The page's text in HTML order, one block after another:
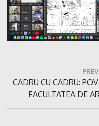
articole
Previous
Post:
CADRU CU CADRU:
FACULTATEA DE